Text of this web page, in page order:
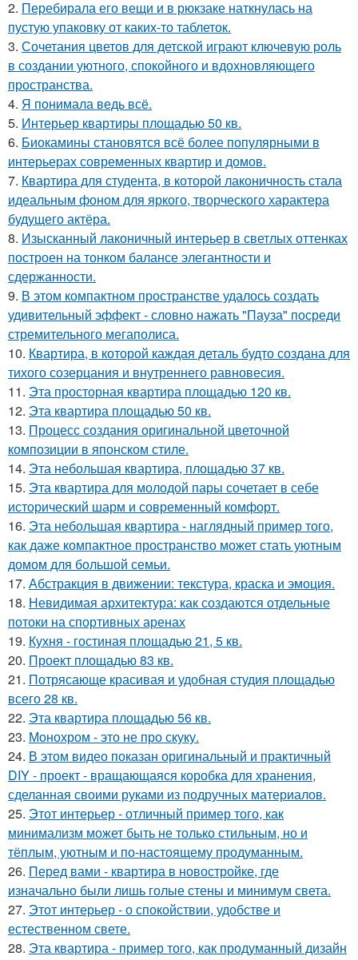
2. Перебирала его вещи и в рюкзаке наткнулась на
пустую упаковку от каких-то таблеток.
3. Сочетания цветов для детской играют ключевую роль
в создании уютного, спокойного и вдохновляющего
пространства.
4. Я понимала ведь всё.
5. Интерьер квартиры площадью 50 кв.
6. Биокамины становятся всё более популярными в
интерьерах современных квартир и домов.
7. Квартира для студента, в которой лаконичность стала
идеальным фоном для яркого, творческого характера
будущего актёра.
8. Изысканный лаконичный интерьер в светлых оттенках
построен на тонком балансе элегантности и
сдержанности.
9. В этом компактном пространстве удалось создать
удивительный эффект - словно нажать "Пауза" посреди
стремительного мегаполиса.
10. Квартира, в которой каждая деталь будто создана для
тихого созерцания и внутреннего равновесия.
11. Эта просторная квартира площадью 120 кв.
12. Эта квартира площадью 50 кв.
13. Процесс создания оригинальной цветочной
композиции в японском стиле.
14. Эта небольшая квартира, площадью 37 кв.
15. Эта квартира для молодой пары сочетает в себе
исторический шарм и современный комфорт.
16. Эта небольшая квартира - наглядный пример того,
как даже компактное пространство может стать уютным
домом для большой семьи.
17. Абстракция в движении: текстура, краска и эмоция.
18. Невидимая архитектура: как создаются отдельные
потоки на спортивных аренах
19. Кухня - гостиная площадью 21, 5 кв.
20. Проект площадью 83 кв.
21. Потрясающе красивая и удобная студия площадью
всего 28 кв.
22. Эта квартира площадью 56 кв.
23. Монохром - это не про скуку.
24. В этом видео показан оригинальный и практичный
DIY - проект - вращающаяся коробка для хранения,
сделанная своими руками из подручных материалов.
25. Этот интерьер - отличный пример того, как
минимализм может быть не только стильным, но и
тёплым, уютным и по-настоящему продуманным.
26. Перед вами - квартира в новостройке, где
изначально были лишь голые стены и минимум света.
27. Этот интерьер - о спокойствии, удобстве и
естественном свете.
28. Эта квартира - пример того, как продуманный дизайн